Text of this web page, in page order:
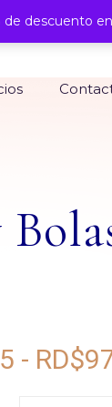
- RD$
de descuento